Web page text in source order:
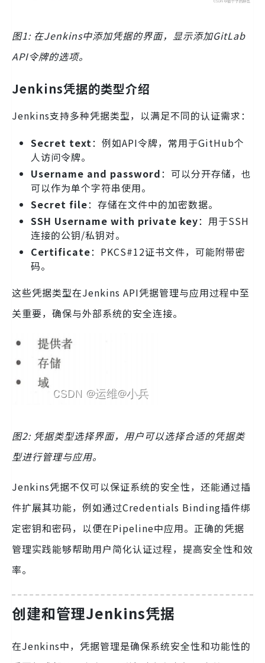
图1: 在Jenkins中添加凭据的界面，显示添加GitLab
API令牌的选项。
Jenkins凭据的类型介绍
Jenkins支持多种凭据类型，以满足不同的认证需求：
Secret text：例如API令牌，常用于GitHub个
人访问令牌。
Username and password：可以分开存储，也
可以作为单个字符串使用。
Secret file：存储在文件中的加密数据。
SSH Username with private key：用于SSH
连接的公钥/私钥对。
Certificate：PKCS#12证书文件，可能附带密
码。
这些凭据类型在Jenkins API凭据管理与应用过程中至
关重要，确保与外部系统的安全连接。
图2: 凭据类型选择界面，用户可以选择合适的凭据类
型进行管理与应用。
Jenkins凭据不仅可以保证系统的安全性，还能通过插
件扩展其功能，例如通过Credentials Binding插件绑
定密钥和密码，以便在Pipeline中应用。正确的凭据
管理实践能够帮助用户简化认证过程，提高安全性和效
率。
创建和管理Jenkins凭据
在Jenkins中，凭据管理是确保系统安全性和功能性的